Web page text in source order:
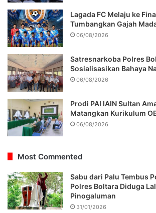
Lagada FC Melaju ke
Tumbangkan Gajah
06/08/2026
Satresnarkoba Polres
Sosialisasikan Bahaya
06/08/2026
Prodi PAI IAIN Sultan
Matangkan Kurikulum
06/08/2026
Most Commented
Sabu dari Palu Tembus
Polres Boltara Diduga
Pinogaluman
31/01/2026